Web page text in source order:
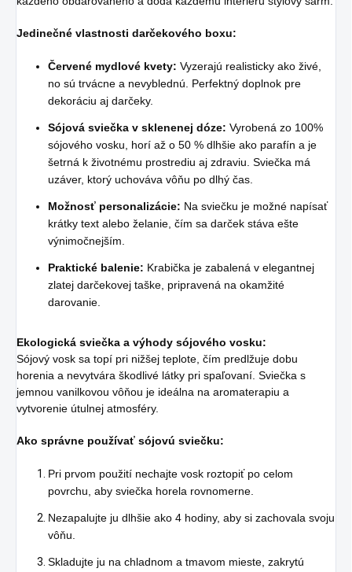
Jedinečné vlastnosti darčekového boxu:
Červené mydlové kvety: Vyzerajú realisticky ako živé,
no sú trvácne a nevyblednú. Perfektný doplnok pre
dekoráciu aj darčeky.
Sójová sviečka v sklenenej dóze: Vyrobená zo 100%
sójového vosku, horí až o 50 % dlhšie ako parafín a je
šetrná k životnému prostrediu aj zdraviu. Sviečka má
uzáver, ktorý uchováva vôňu po dlhý čas.
Možnosť personalizácie: Na sviečku je možné napísať
krátky text alebo želanie, čím sa darček stáva ešte
výnimočnejším.
Praktické balenie: Krabička je zabalená v elegantnej
zlatej darčekovej taške, pripravená na okamžité
darovanie.
Ekologická sviečka a výhody sójového vosku:
Sójový vosk sa topí pri nižšej teplote, čím predlžuje dobu
horenia a nevytvára škodlivé látky pri spaľovaní. Sviečka s
jemnou vanilkovou vôňou je ideálna na aromaterapiu a
vytvorenie útulnej atmosféry.
Ako správne používať sójovú sviečku:
Pri prvom použití nechajte vosk roztopiť po celom
povrchu, aby sviečka horela rovnomerne.
Nezapalujte ju dlhšie ako 4 hodiny, aby si zachovala svoju
vôňu.
Skladujte ju na chladnom a tmavom mieste, zakrytú